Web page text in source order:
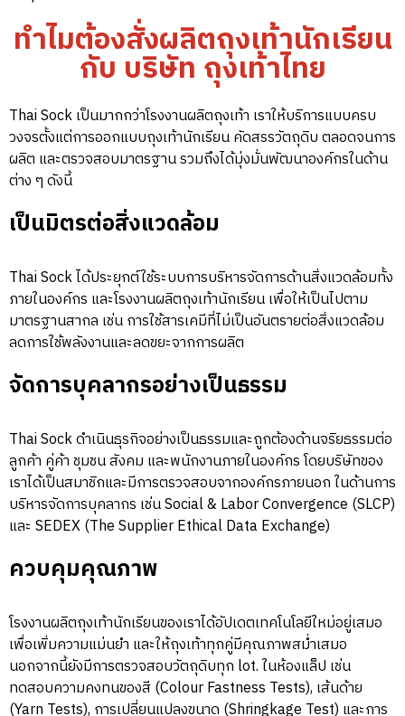
ทำไมต้องสั่งผลิตถุงเท้านักเรียน
กับ บริษัท ถุงเท้าไทย
Thai Sock เป็นมากกว่าโรงงานผลิตถุงเท้า เราให้บริการแบบครบ
วงจรตั้งแต่การออกแบบถุงเท้านักเรียน คัดสรรวัตถุดิบ ตลอดจนการ
ผลิต และตรวจสอบมาตรฐาน รวมถึงได้มุ่งมั่นพัฒนาองค์กรในด้าน
ต่าง ๆ ดังนี้
เป็นมิตรต่อสิ่งแวดล้อม
Thai Sock ได้ประยุกต์ใช้ระบบการบริหารจัดการด้านสิ่งแวดล้อมทั้ง
ภายในองค์กร และโรงงานผลิตถุงเท้านักเรียน เพื่อให้เป็นไปตาม
มาตรฐานสากล เช่น การใช้สารเคมีที่ไม่เป็นอันตรายต่อสิ่งแวดล้อม
ลดการใช้พลังงานและลดขยะจากการผลิต
จัดการบุคลากรอย่างเป็นธรรม
Thai Sock ดำเนินธุรกิจอย่างเป็นธรรมและถูกต้องด้านจริยธรรมต่อ
ลูกค้า คู่ค้า ชุมชน สังคม และพนักงานภายในองค์กร โดยบริษัทของ
เราได้เป็นสมาชิกและมีการตรวจสอบจากองค์กรภายนอก ในด้านการ
บริหารจัดการบุคลากร เช่น Social & Labor Convergence (SLCP)
และ SEDEX (The Supplier Ethical Data Exchange)
ควบคุมคุณภาพ
โรงงานผลิตถุงเท้านักเรียนของเราได้อัปเดตเทคโนโลยีใหม่อยู่เสมอ
เพื่อเพิ่มความแม่นยำ และให้ถุงเท้าทุกคู่มีคุณภาพสม่ำเสมอ
นอกจากนี้ยังมีการตรวจสอบวัตถุดิบทุก lot. ในห้องแล็ป เช่น
ทดสอบความคงทนของสี (Colour Fastness Tests), เส้นด้าย
(Yarn Tests), การเปลี่ยนแปลงขนาด (Shringkage Test) และการ